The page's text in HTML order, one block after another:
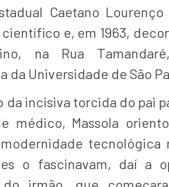
Caetano
e, em 1963,
na Rua
da Universidade de São
da incisiva torcida do pai
médico, Massola
tecnológica
o fascinavam, daí a